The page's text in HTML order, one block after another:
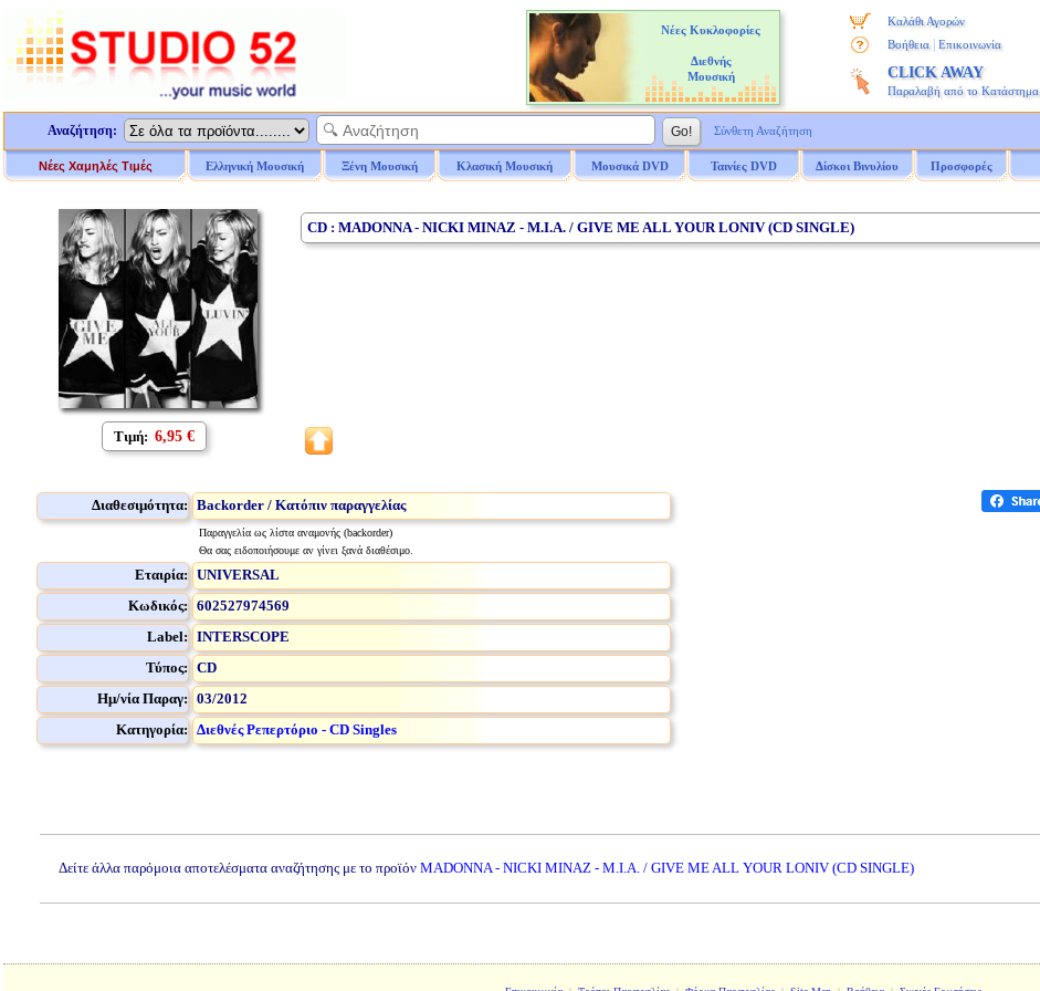
Νέες Κυκλοφορίες
Διεθνής
Μουσική
Καλάθι Αγορών
Βοήθεια
Επικοινωνία
CLICK AWAY
Παραλαβή από το Κατάστημα
Αναζήτηση: Σύνθετη Αναζήτηση
Νέες Χαμηλές Τιμές Ελληνική Μουσική Ξένη Μουσική Κλασική Μουσική Μουσικά DVD Ταινίες DVD Δίσκοι Βινυλίου Προσφορές
Τιμή: 6,95 €
CD : MADONNA - NICKI MINAZ - M.I.A. / GIVE ME ALL YOUR LONIV (CD SINGLE)
Διαθεσιμότητα: Backorder / Κατόπιν παραγγελίας
Παραγγελία ως λίστα αναμονής (backorder)
Θα σας ειδοποιήσουμε αν γίνει ξανά διαθέσιμο.
Εταιρία: UNIVERSAL
Κωδικός: 602527974569
Label: INTERSCOPE
Τύπος: CD
Ημ/νία Παραγ: 03/2012
Κατηγορία: Διεθνές Ρεπερτόριο - CD Singles
Δείτε άλλα παρόμοια αποτελέσματα αναζήτησης με το προϊόν MADONNA - NICKI MINAZ - M.I.A. / GIVE ME ALL YOUR LONIV (CD SINGLE)